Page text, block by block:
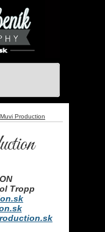
Muvi Production
Tropp